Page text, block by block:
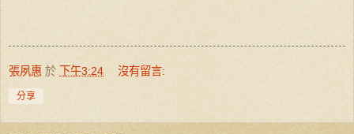
張夙惠 於 下午3:24 沒有留言:
分享